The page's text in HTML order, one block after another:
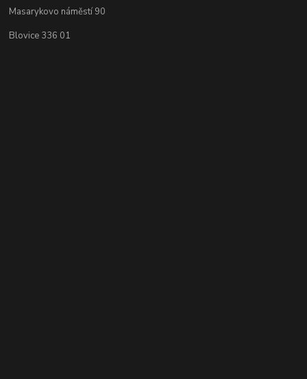
Masarykovo náměstí 90
Blovice 336 01